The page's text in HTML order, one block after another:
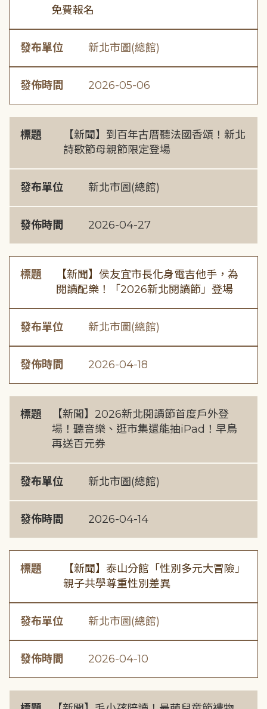
免費報名
發布單位 新北市圖(總館)
發佈時間 2026-05-06
標題
【新聞】到百年古厝聽法國香頌！新北
詩歌節母親節限定登場
發布單位 新北市圖(總館)
發佈時間 2026-04-27
標題
【新聞】侯友宜市長化身電吉他手，為
閱讀配樂！「2026新北閱讀節」登場
發布單位 新北市圖(總館)
發佈時間 2026-04-18
標題
【新聞】2026新北閱讀節首度戶外登
場！聽音樂、逛市集還能抽iPad！早鳥
再送百元券
發布單位 新北市圖(總館)
發佈時間 2026-04-14
標題
【新聞】泰山分館「性別多元大冒險」
親子共學尊重性別差異
發布單位 新北市圖(總館)
發佈時間 2026-04-10